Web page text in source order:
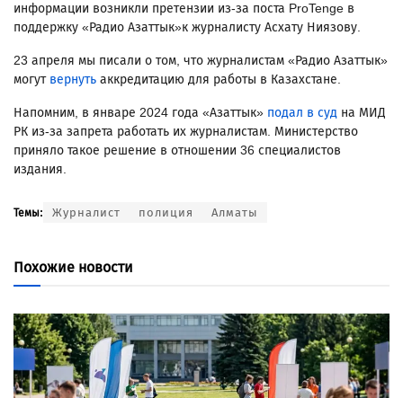
информации возникли претензии из-за поста ProTenge в
поддержку «Радио Азаттык»к журналисту Асхату Ниязову.
23 апреля мы писали о том, что журналистам «Радио Азаттык»
могут вернуть аккредитацию для работы в Казахстане.
Напомним, в январе 2024 года «Азаттык» подал в суд на МИД
РК из-за запрета работать их журналистам. Министерство
приняло такое решение в отношении 36 специалистов
издания.
Темы: Журналист полиция Алматы
Похожие новости